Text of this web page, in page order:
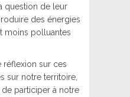
question de leur
des énergies
moins polluantes
réflexion sur ces
sur notre territoire,
participer à notre